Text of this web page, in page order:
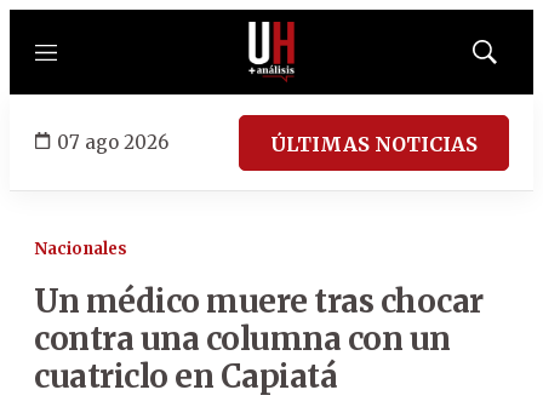
Menú
Mostrar
07 ago 2026 ÚLTIMAS NOTICIAS
Nacionales
Un médico muere tras chocar
contra una columna con un
cuatriclo en Capiatá